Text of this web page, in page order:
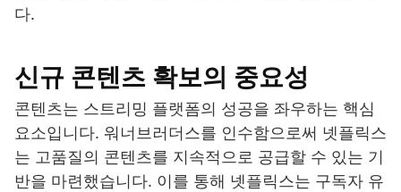
다.
신규 콘텐츠 확보의 중요성
콘텐츠는 스트리밍 플랫폼의 성공을 좌우하는 핵심
요소입니다. 워너브러더스를 인수함으로써 넷플릭스
는 고품질의 콘텐츠를 지속적으로 공급할 수 있는 기
반을 마련했습니다. 이를 통해 넷플릭스는 구독자 유